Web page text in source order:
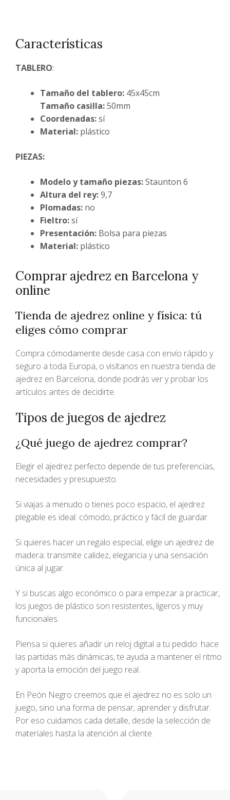
Características
TABLERO:
Tamaño del tablero: 45x45cm
Tamaño casilla:50mm
Coordenadas:sí
Material: plástico
PIEZAS:
Modelo y tamaño piezas:Staunton 6
Altura del rey:9,7
Plomadas: no
Fieltro:sí
Presentación: Bolsa para piezas
Material: plástico
Comprar ajedrez en Barcelona y
online
Tienda de ajedrez online y física: tú
eliges cómo comprar
Compra cómodamente desde casa con envío rápido y
seguro a toda Europa, o visítanos en nuestra tienda de
ajedrez en Barcelona, donde podrás ver y probar los
artículos antes de decidirte.
Tipos de juegos de ajedrez
¿Qué juego de ajedrez comprar?
Elegir el ajedrez perfecto depende de tus preferencias,
necesidades y presupuesto.
Si viajas a menudo o tienes poco espacio, el ajedrez
plegable es ideal: cómodo, práctico y fácil de guardar.
Si quieres hacer un regalo especial, elige un ajedrez de
madera: transmite calidez, elegancia y una sensación
única al jugar.
Y si buscas algo económico o para empezar a practicar,
los juegos de plástico son resistentes, ligeros y muy
funcionales.
Piensa si quieres añadir un reloj digital a tu pedido: hace
las partidas más dinámicas, te ayuda a mantener el ritmo
y aporta la emoción del juego real.
En Peón Negro creemos que el ajedrez no es solo un
juego, sino una forma de pensar, aprender y disfrutar.
Por eso cuidamos cada detalle, desde la selección de
materiales hasta la atención al cliente.